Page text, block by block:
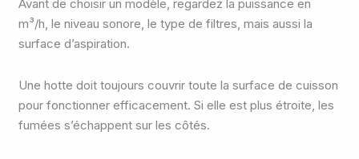
Avant de choisir un modèle, regardez la puissance en
m³/h, le niveau sonore, le type de filtres, mais aussi la
surface d’aspiration.
Une hotte doit toujours couvrir toute la surface de cuisson
pour fonctionner efficacement. Si elle est plus étroite, les
fumées s’échappent sur les côtés.